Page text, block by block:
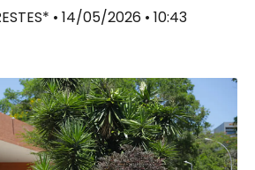
• 14/05/2026 • 10:43